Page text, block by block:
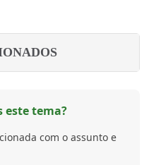
este tema?
com o assunto e